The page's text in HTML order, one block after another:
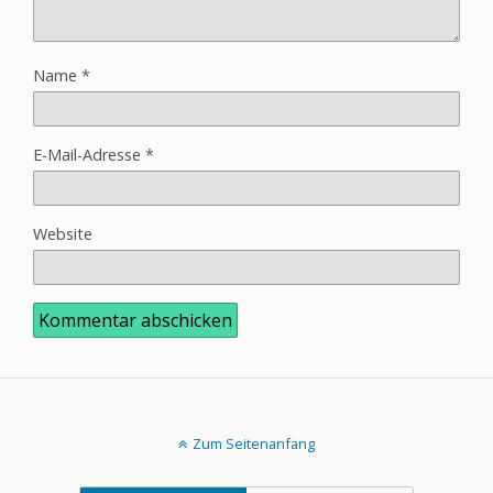
Name *
E-Mail-Adresse *
Website
Zum Seitenanfang